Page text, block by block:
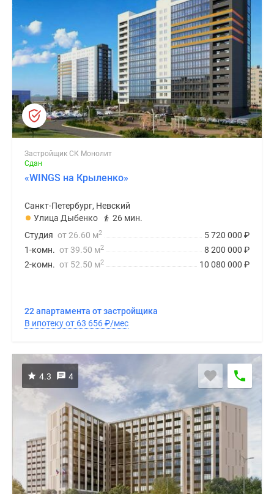
Застройщик СК Монолит
Сдан
«WINGS на Крыленко»
Санкт-Петербург, Невский
Улица Дыбенко
26 мин.
5 720 000 ₽
Студия от 26.60 м2
8 200 000 ₽
1-комн. от 39.50 м2
10 080 000 ₽
2-комн. от 52.50 м2
22 апартамента от застройщика
В ипотеку от 63 656₽/мес
4.3 4